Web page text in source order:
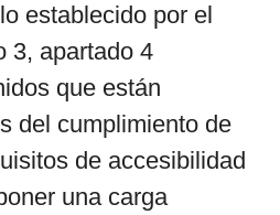
establecido por el
3, apartado 4
que están
del cumplimiento de
de accesibilidad
una carga